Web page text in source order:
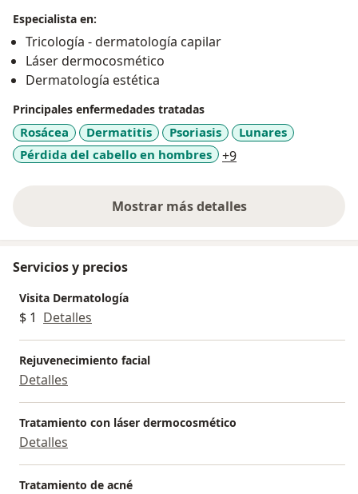
cuidados cosméticos, cutáneos, acné y manchas.
Asistente constante a congresos y actualizaciones en
dermatología. Actualmente adscrita a la Unidad Láser
y Piel de Bogotá.
Especialista en:
Tricología - dermatología capilar
Láser dermocosmético
Dermatología estética
Principales enfermedades tratadas
Rosácea Dermatitis Psoriasis
Lunares
Pérdida del cabello en hombres
+9
Mostrar más detalles
sobre la experiencia
Servicios y precios
Visita Dermatología
$ 1 Detalles
Rejuvenecimiento facial
Detalles
Tratamiento con láser dermocosmético
Detalles
Tratamiento de acné